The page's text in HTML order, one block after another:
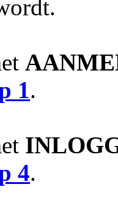
1.
4.